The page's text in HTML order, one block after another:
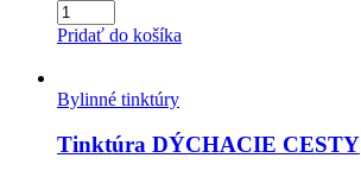
Pridať do košíka
Bylinné tinktúry
Tinktúra DÝCHACIE CESTY